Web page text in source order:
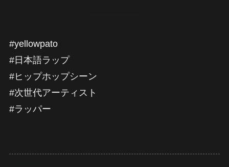
#yellowpato
#日本語ラップ
#ヒップホップシーン
#次世代アーティスト
#ラッパー